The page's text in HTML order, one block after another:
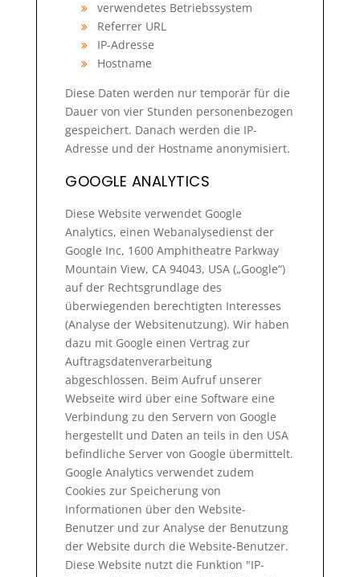
verwendetes Betriebssystem
Referrer URL
IP-Adresse
Hostname
Diese Daten werden nur temporär für die
Dauer von vier Stunden personenbezogen
gespeichert. Danach werden die IP-
Adresse und der Hostname anonymisiert.
GOOGLE ANALYTICS
Diese Website verwendet Google
Analytics, einen Webanalysedienst der
Google Inc, 1600 Amphitheatre Parkway
Mountain View, CA 94043, USA („Google“)
auf der Rechtsgrundlage des
überwiegenden berechtigten Interesses
(Analyse der Websitenutzung). Wir haben
dazu mit Google einen Vertrag zur
Auftragsdatenverarbeitung
abgeschlossen. Beim Aufruf unserer
Webseite wird über eine Software eine
Verbindung zu den Servern von Google
hergestellt und Daten an teils in den USA
befindliche Server von Google übermittelt.
Google Analytics verwendet zudem
Cookies zur Speicherung von
Informationen über den Website-
Benutzer und zur Analyse der Benutzung
der Website durch die Website-Benutzer.
Diese Website nutzt die Funktion "IP-